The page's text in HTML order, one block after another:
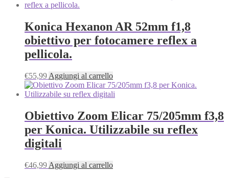
Konica Hexanon AR 52mm f1,8
obiettivo per fotocamere reflex a
pellicola.
€55,99 Aggiungi al carrello
Obiettivo Zoom Elicar 75/205mm f3,8
per Konica. Utilizzabile su reflex
digitali
€46,99 Aggiungi al carrello